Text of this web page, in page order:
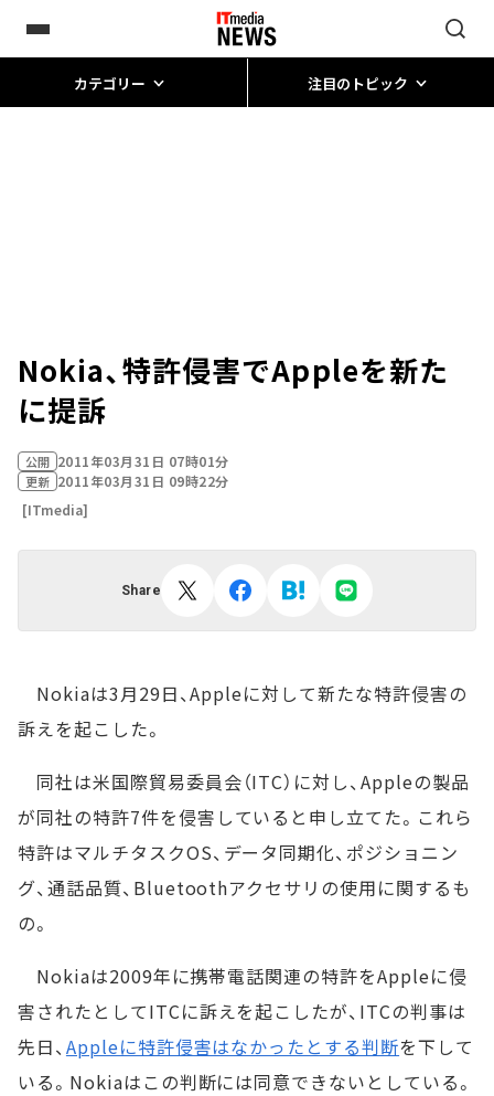
カテゴリー 注目のトピック
Nokia、特許侵害でAppleを新た
に提訴
公開 2011年03月31日 07時01分
更新 2011年03月31日 09時22分
[ITmedia]
Share
Nokiaは3月29日、Appleに対して新たな特許侵害の
訴えを起こした。
同社は米国際貿易委員会（ITC）に対し、Appleの製品
が同社の特許7件を侵害していると申し立てた。これら
特許はマルチタスクOS、データ同期化、ポジショニン
グ、通話品質、Bluetoothアクセサリの使用に関するも
の。
Nokiaは2009年に携帯電話関連の特許をAppleに侵
害されたとしてITCに訴えを起こしたが、ITCの判事は
先日、 Appleに特許侵害はなかったとする判断を下して
いる。Nokiaはこの判断には同意できないとしている。